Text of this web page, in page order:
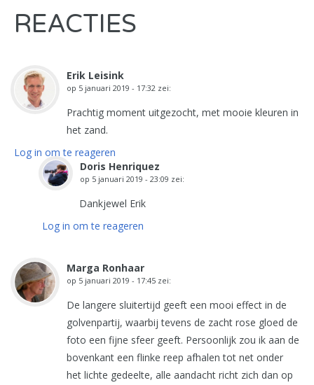
REACTIES
Erik Leisink
op 5 januari 2019 - 17:32 zei:
Prachtig moment uitgezocht, met mooie kleuren in
het zand.
Log in om te reageren
Doris Henriquez
op 5 januari 2019 - 23:09 zei:
Dankjewel Erik
Log in om te reageren
Marga Ronhaar
op 5 januari 2019 - 17:45 zei:
De langere sluitertijd geeft een mooi effect in de
golvenpartij, waarbij tevens de zacht rose gloed de
foto een fijne sfeer geeft. Persoonlijk zou ik aan de
bovenkant een flinke reep afhalen tot net onder
het lichte gedeelte, alle aandacht richt zich dan op